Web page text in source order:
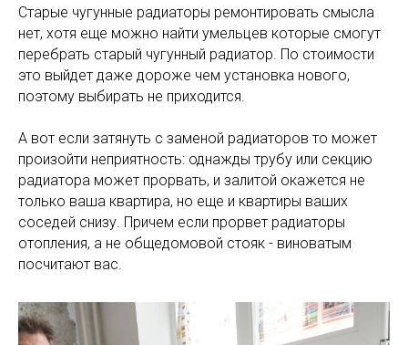
Старые чугунные радиаторы ремонтировать смысла
нет, хотя еще можно найти умельцев которые смогут
перебрать старый чугунный радиатор. По стоимости
это выйдет даже дороже чем установка нового,
поэтому выбирать не приходится.
А вот если затянуть с заменой радиаторов то может
произойти неприятность: однажды трубу или секцию
радиатора может прорвать, и залитой окажется не
только ваша квартира, но еще и квартиры ваших
соседей снизу. Причем если прорвет радиаторы
отопления, а не общедомовой стояк - виноватым
посчитают вас.